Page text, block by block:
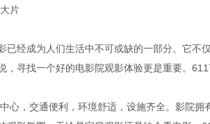
片
已经成为人们生活中不可或缺的一部分。它不
，寻找一个好的电影院观影体验更是重要。
心，交通便利，环境舒适，设施齐全。影院